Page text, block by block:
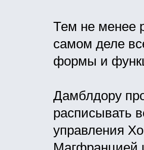
Тем не менее
самом деле
формы и
Дамблдору
расписывать
управления